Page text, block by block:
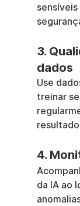
3.
dados
Use
treinar
4.
da IA ao